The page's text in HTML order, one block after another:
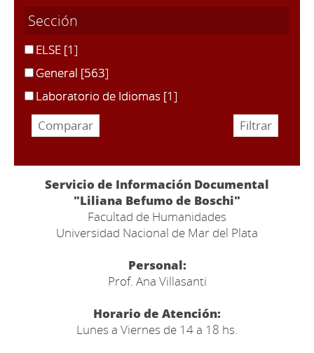
Sección
ELSE [1]
General [563]
Laboratorio de Idiomas [1]
Servicio de Información Documental
"Liliana Befumo de Boschi"
Facultad de Humanidades
Universidad Nacional de Mar del Plata
Personal:
Prof. Ana Villasanti
Horario de Atención:
Lunes a Viernes de 14 a 18 hs.